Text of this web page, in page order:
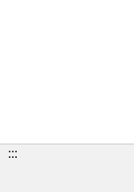
:::